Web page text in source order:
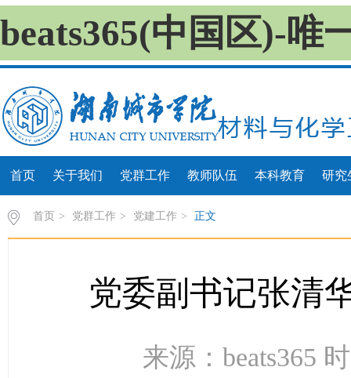
beats365(中国区)-唯
首页 关于我们 党群工作 教师队伍 本科教育 研究
首页 > 党群工作 > 党建工作 > 正文
党委副书记张清
来源：beats365